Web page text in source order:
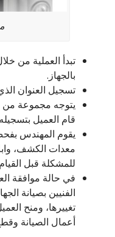
تبدأ العملية من
بالجهاز.
تسجيل العنوان
يتوجه مجموعة من
قام العميل
يقوم المهندس
معدات الكشف،
للمشكلة قبل
في حالة موافقة
الفنيين بصيانة
تغييرها، ومنح
أعمال الصيانة